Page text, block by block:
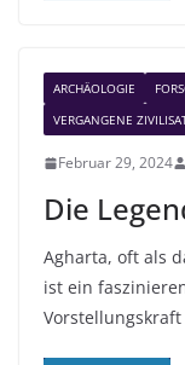
ARCHÄOLOGIE
VERGANGENE
Februar 29, 2024
Die
Agharta, oft als
ist ein
Vorstellungskraft